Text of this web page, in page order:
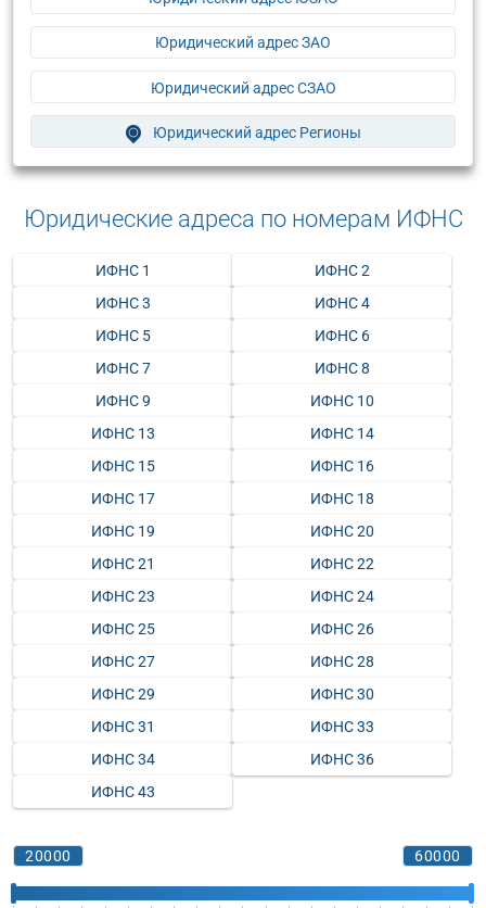
Юридический адрес ЗАО
Юридический адрес СЗАО
Юридический адрес Регионы
Юридические адреса по номерам ИФНС
ИФНС 1
ИФНС 2
ИФНС 3
ИФНС 4
ИФНС 5
ИФНС 6
ИФНС 7
ИФНС 8
ИФНС 9
ИФНС 10
ИФНС 13
ИФНС 14
ИФНС 15
ИФНС 16
ИФНС 17
ИФНС 18
ИФНС 19
ИФНС 20
ИФНС 21
ИФНС 22
ИФНС 23
ИФНС 24
ИФНС 25
ИФНС 26
ИФНС 27
ИФНС 28
ИФНС 29
ИФНС 30
ИФНС 31
ИФНС 33
ИФНС 34
ИФНС 36
ИФНС 43